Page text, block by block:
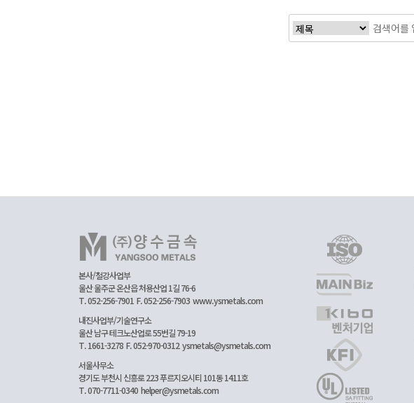
본사/철강사업부
울산 울주군 온산읍 처용산업 1길 76-6
T. 052-256-7901 F. 052-256-7903 www.ysmetals.com
내진사업부/기술연구소
울산 남구 테크노산업로 55번길 79-19
T. 1661-3278 F. 052-970-0312 ysmetals@ysmetals.com
서울사무소
경기도 부천시 신흥로 223 푸르지오시티 101동 1411호
T. 070-7711-0340 helper@ysmetals.com